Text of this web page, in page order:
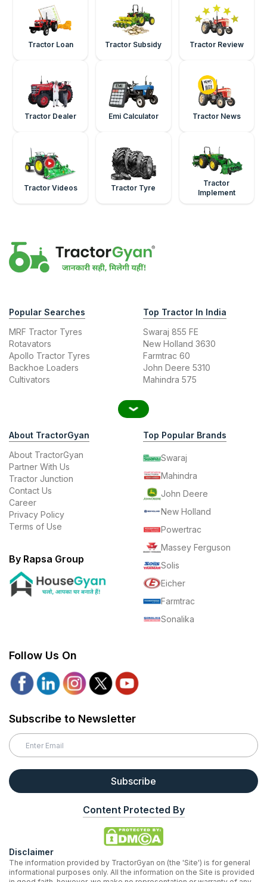
Tractor Loan Tractor Subsidy Tractor Review
Tractor Dealer Emi Calculator Tractor News
Tractor Videos Tractor Tyre
Tractor
Implement
Popular Searches
MRF Tractor Tyres
Rotavators
Apollo Tractor Tyres
Backhoe Loaders
Cultivators
Top Tractor In India
Swaraj 855 FE
New Holland 3630
Farmtrac 60
John Deere 5310
Mahindra 575
About TractorGyan
About TractorGyan
Partner With Us
Tractor Junction
Contact Us
Career
Privacy Policy
Terms of Use
By Rapsa Group
Top Popular Brands
Swaraj
Mahindra
John Deere
New Holland
Powertrac
Massey Ferguson
Solis
Eicher
Farmtrac
Sonalika
Follow Us On
Subscribe to Newsletter
Subscribe
Content Protected By
Disclaimer
The information provided by TractorGyan on (the 'Site') is for general
informational purposes only. All the information on the Site is provided